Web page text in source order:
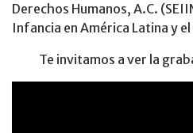
Derechos Humanos, A.C.
Infancia en América Latina y
Te invitamos a ver la